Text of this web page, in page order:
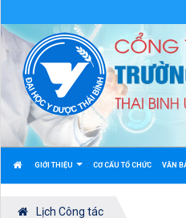
GIỚI THIỆU CƠ CẤU TỔ CHỨC VĂN
Lịch Công tác